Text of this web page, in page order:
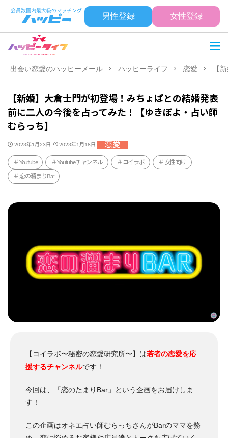
男性登録 女性登録
出会い恋愛のハッピーメール ハッピーライフ 恋愛 【
【新婚】大倉士門が初登場！みちょぱとの結婚発表
前に二人の今後を占ってみた！【ゆきぽよ・占い師
むらっち】
2023年1月23日 2023年1月18日 恋愛
Youtube Youtubeチャンネル コイラボ 女性向け
恋の溜まりBar
【コイラボ〜秘密の恋愛研究所〜】は若者の恋愛を応
援するチャンネルです！
今回は、「恋のたまりBar」という企画をお届けしま
す！
この企画はオネエ占い師むらっちさんがBarのママを務